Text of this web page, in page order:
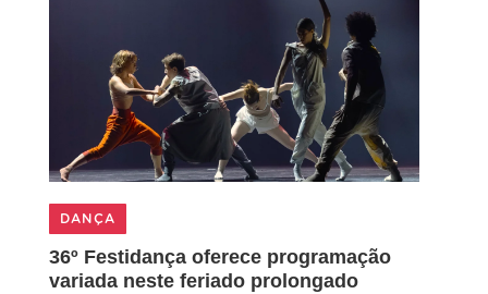
DANÇA
36º Festidança oferece programação
variada neste feriado prolongado